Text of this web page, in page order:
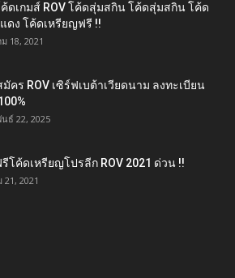
ดเกมส์ ROV โค้ดสุ่มสกิน โค้ดสุ่มสกิน โค้ด
ดง โค้ดเหรียญฟรี !!
18, 2021
คร ROV เซิร์ฟเบต้าเวียดนาม ลงทะเบียน
ธ์ 22, 2025
โค้ดเหรียญโปรลีก ROV 2021 ด่วน !!
2021